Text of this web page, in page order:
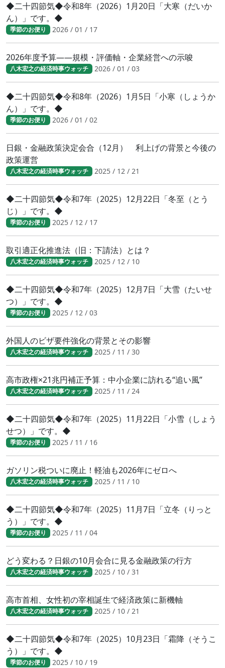
◆二十四節気◆令和8年（2026）1月20日「大寒（だいか
ん）」です。◆
季節のお便り 2026 / 01 / 17
2026年度予算――規模・評価軸・企業経営への示唆
八木宏之の経済時事ウォッチ 2026 / 01 / 03
◆二十四節気◆令和8年（2026）1月5日「小寒（しょうか
ん）」です。◆
季節のお便り 2026 / 01 / 02
日銀・金融政策決定会合（12月） 利上げの背景と今後の
政策運営
八木宏之の経済時事ウォッチ 2025 / 12 / 21
◆二十四節気◆令和7年（2025）12月22日「冬至（とう
じ）」です。◆
季節のお便り 2025 / 12 / 17
取引適正化推進法（旧：下請法）とは？
八木宏之の経済時事ウォッチ 2025 / 12 / 10
◆二十四節気◆令和7年（2025）12月7日「大雪（たいせ
つ）」です。◆
季節のお便り 2025 / 12 / 03
外国人のビザ要件強化の背景とその影響
八木宏之の経済時事ウォッチ 2025 / 11 / 30
高市政権×21兆円補正予算：中小企業に訪れる“追い風”
八木宏之の経済時事ウォッチ 2025 / 11 / 24
◆二十四節気◆令和7年（2025）11月22日「小雪（しょう
せつ）」です。◆
季節のお便り 2025 / 11 / 16
ガソリン税ついに廃止！軽油も2026年にゼロへ
八木宏之の経済時事ウォッチ 2025 / 11 / 10
◆二十四節気◆令和7年（2025）11月7日「立冬（りっと
う）」です。◆
季節のお便り 2025 / 11 / 04
どう変わる？日銀の10月会合に見る金融政策の行方
八木宏之の経済時事ウォッチ 2025 / 10 / 31
高市首相、女性初の宰相誕生で経済政策に新機軸
八木宏之の経済時事ウォッチ 2025 / 10 / 21
◆二十四節気◆令和7年（2025）10月23日「霜降（そうこ
う）」です。◆
季節のお便り 2025 / 10 / 19